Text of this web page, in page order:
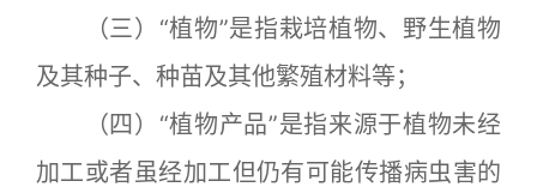
（三）“植物”是指栽培植物、野生植物
及其种子、种苗及其他繁殖材料等；
（四）“植物产品”是指来源于植物未经
加工或者虽经加工但仍有可能传播病虫害的